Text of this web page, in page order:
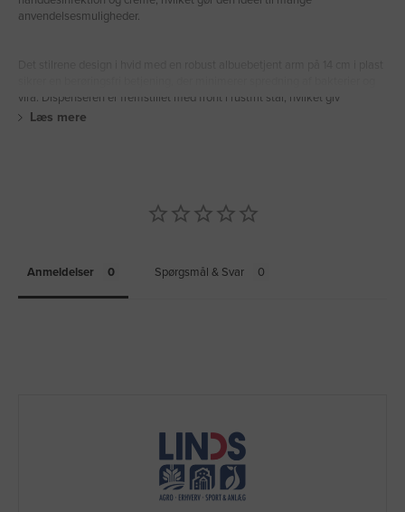
anvendelsesmuligheder.
vira. Dispenseren er fremstillet med front i rustfrit stål, hvilket giv
Læs mere
Anmeldelser Spørgsmål & Svar